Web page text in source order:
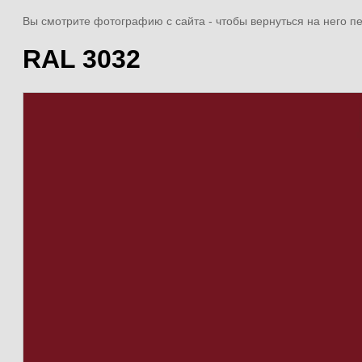
Вы смотрите фотографию с сайта - чтобы вернуться на него
RAL 3032